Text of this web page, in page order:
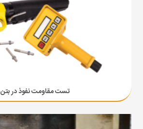
تست مقاومت نفوذ در بتن